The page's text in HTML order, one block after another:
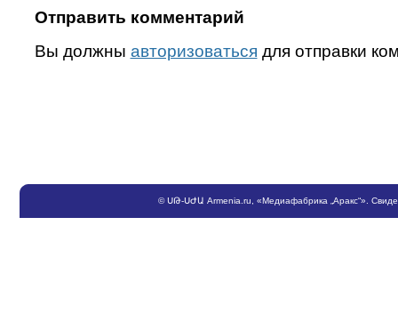
Отправить комментарий
Вы должны авторизоваться для отправки
©ՍԹ-ՍԺԱ Armenia.ru , «Медиафабрика „Аракс“».